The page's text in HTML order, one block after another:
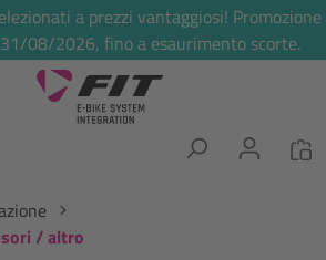
a prezzi vantaggiosi! Promozione
08/2026, fino a esaurimento scorte.
/ altro